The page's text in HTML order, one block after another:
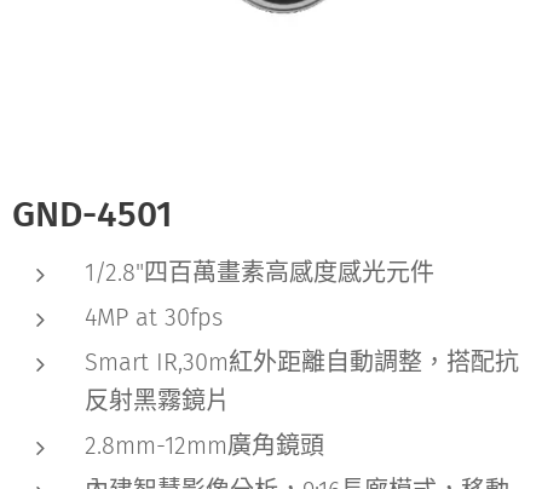
GND-4501
1/2.8"四百萬畫素高感度感光元件
4MP at 30fps
Smart IR,30m紅外距離自動調整，搭配抗
反射黑霧鏡片
2.8mm-12mm廣角鏡頭